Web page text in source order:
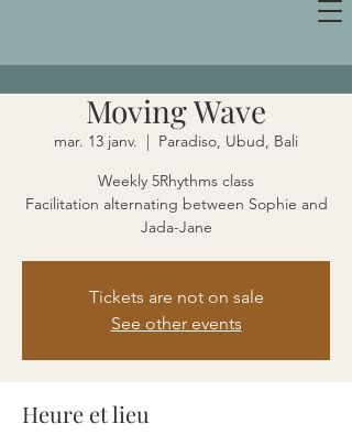
Moving Wave
mar. 13 janv.
  |
Paradiso, Ubud, Bali
Weekly 5Rhythms class
Facilitation alternating between Sophie and
Jada-Jane
Tickets are not on sale
See other events
Heure et lieu